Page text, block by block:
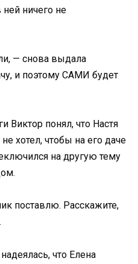
ничего не
— снова выдала
и поэтому САМИ будет
Виктор понял, что Настя
хотел, чтобы на его даче
на другую тему
поставлю. Расскажите,
что Елена